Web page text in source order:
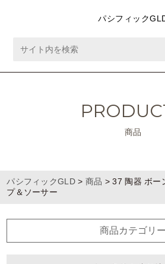
パシフィック
商品
パシフィックGLD> 商品 >37 陶器 ボー
プ＆ソーサー
商品カテゴリー